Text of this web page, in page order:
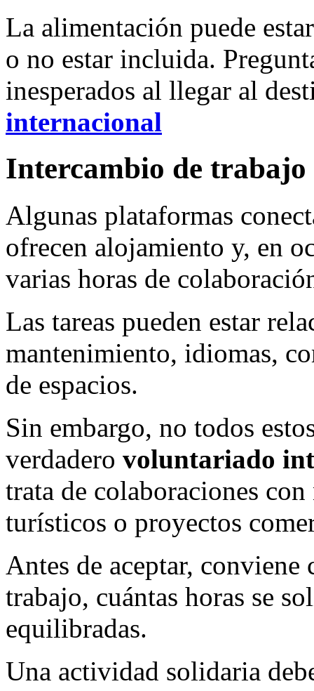
La alimentación puede
o no estar incluida.
inesperados al llegar al
internacional
Intercambio de
Algunas plataformas
ofrecen alojamiento y, en
varias horas de
Las tareas pueden estar
mantenimiento, idiomas,
de espacios.
Sin embargo, no todos
verdadero voluntariado
trata de colaboraciones
turísticos o proyectos
Antes de aceptar,
trabajo, cuántas horas se
equilibradas.
Una actividad solidaria